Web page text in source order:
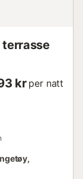
terrasse
kr per natt